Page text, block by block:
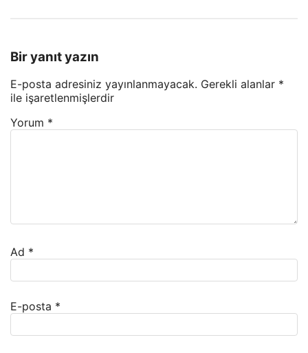
Bir yanıt yazın
E-posta adresiniz yayınlanmayacak. Gerekli alanlar *
ile işaretlenmişlerdir
Yorum *
Ad *
E-posta *